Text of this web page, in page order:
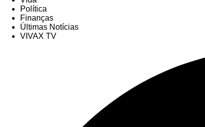
Política
Finanças
Últimas Notícias
VIVAX TV